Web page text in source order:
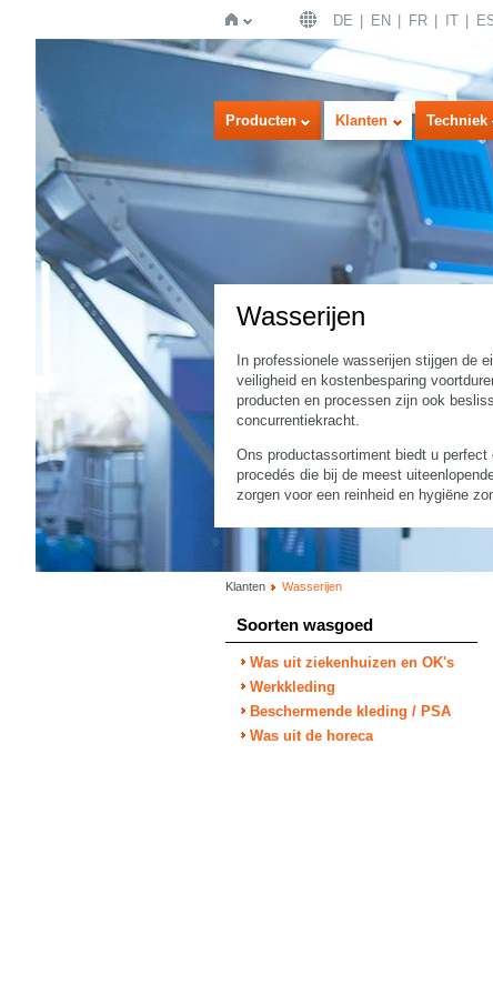
Home
DE EN FR IT
Producten Klanten Techniek
Wasserijen
In professionele wasserijen stijgen de
veiligheid en kostenbesparing
producten en processen zijn ook
concurrentiekracht.
Ons productassortiment biedt u
procedés die bij de meest
zorgen voor een reinheid en hygiëne
Klanten Wasserijen
Soorten wasgoed
Was uit ziekenhuizen en OK's
Werkkleding
Beschermende kleding / PSA
Was uit de horeca